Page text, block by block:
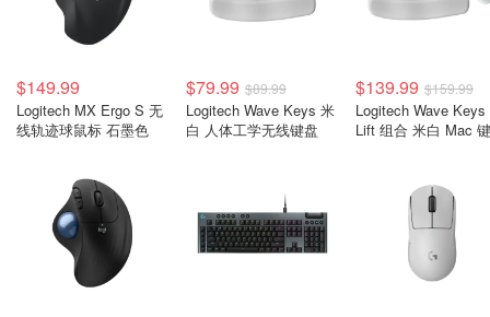
$149.99
Logitech MX Ergo S 无
线轨迹球鼠标 石墨色
$79.99 $89.99
Logitech Wave Keys 米
白 人体工学无线键盘
$139.99 $159.99
Logitech Wave Keys
Lift 组合 米白 Mac